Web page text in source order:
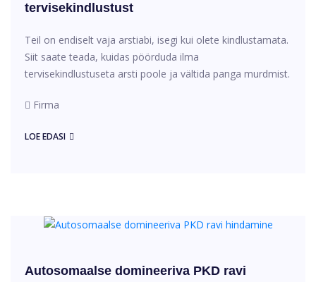
tervisekindlustust
Teil on endiselt vaja arstiabi, isegi kui olete kindlustamata.
Siit saate teada, kuidas pöörduda ilma
tervisekindlustuseta arsti poole ja vältida panga murdmist.
Firma
LOE EDASI
Autosomaalse domineeriva PKD ravi